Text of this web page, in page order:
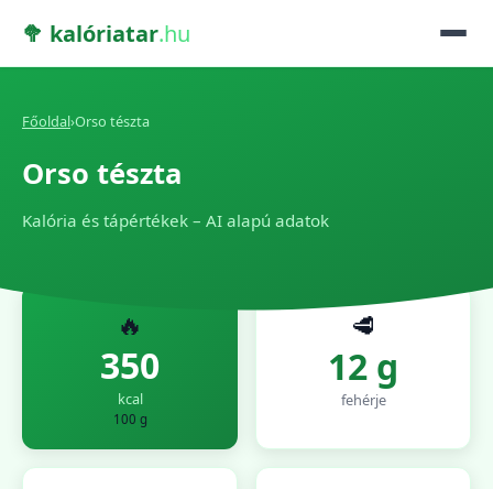
🥦 kalóriatar.hu
Főoldal›Orso tészta
Orso tészta
Kalória és tápértékek – AI alapú adatok
🔥
350
kcal
100 g
🥩
12 g
fehérje